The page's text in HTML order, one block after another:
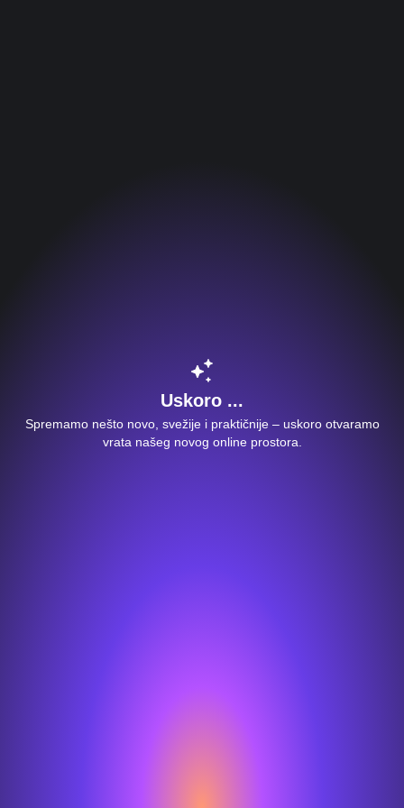
Uskoro ...
Spremamo nešto novo, svežije i praktičnije – uskoro otvaramo
vrata našeg novog online prostora.